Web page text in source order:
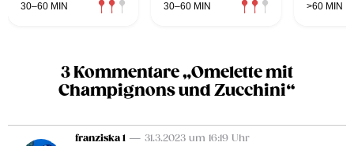
30–60 MIN 30–60 MIN >60 MIN
3 Kommentare „Omelette mit
Champignons und Zucchini“
franziska 1 — 31.3.2023 um 16:19 Uhr